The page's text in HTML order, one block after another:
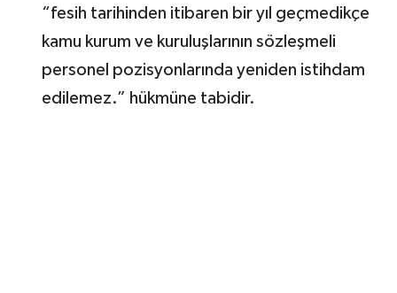
“fesih tarihinden itibaren bir yıl geçmedikçe
kamu kurum ve kuruluşlarının sözleşmeli
personel pozisyonlarında yeniden istihdam
edilemez.” hükmüne tabidir.